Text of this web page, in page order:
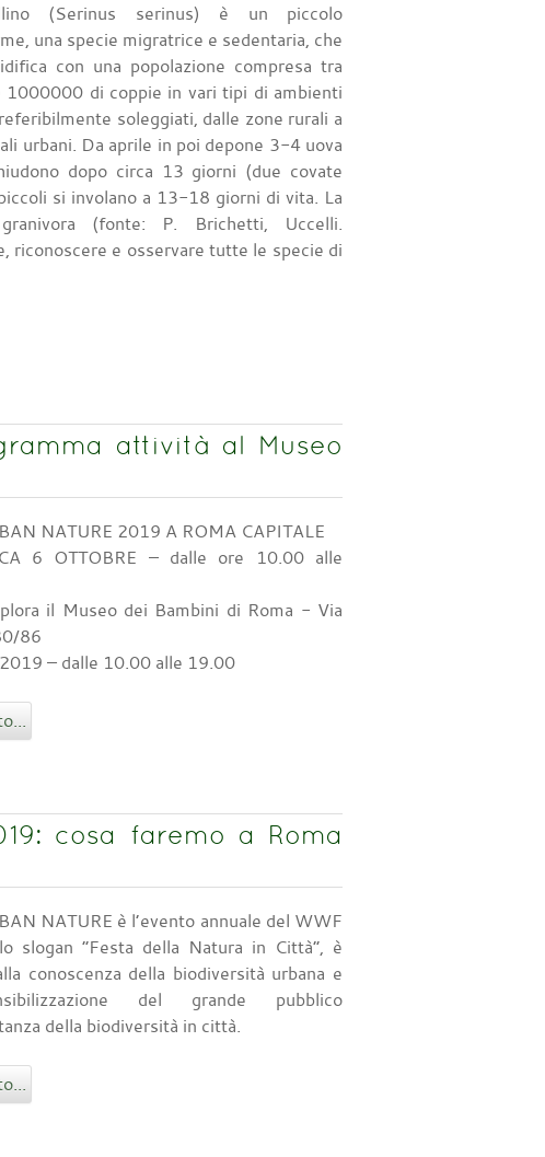
(Serinus serinus) è un piccolo
una specie migratrice e sedentaria, che
con una popolazione compresa tra
di coppie in vari tipi di ambienti
soleggiati, dalle zone rurali a
urbani. Da aprile in poi depone 3-4 uova
dopo circa 13 giorni (due covate
si involano a 13-18 giorni di vita. La
(fonte: P. Brichetti, Uccelli.
riconoscere e osservare tutte le specie di
attività al Museo
NATURE 2019 A ROMA CAPITALE
6 OTTOBRE – dalle ore 10.00 alle
il Museo dei Bambini di Roma - Via
86
– dalle 10.00 alle 19.00
cosa faremo a Roma
NATURE è l’evento annuale del WWF
slogan “Festa della Natura in Città”, è
conoscenza della biodiversità urbana e
del grande pubblico
della biodiversità in città.